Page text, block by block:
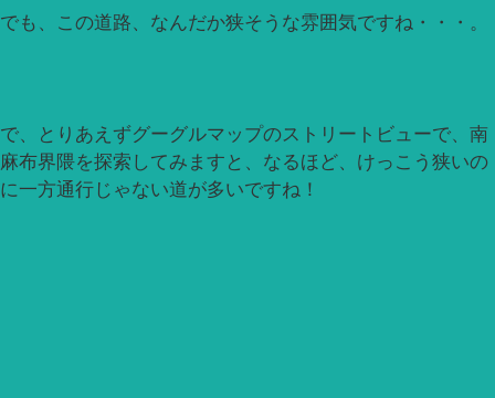
でも、この道路、なんだか狭そうな雰囲気ですね・・・。
で、とりあえずグーグルマップのストリートビューで、南
麻布界隈を探索してみますと、なるほど、けっこう狭いの
に一方通行じゃない道が多いですね！